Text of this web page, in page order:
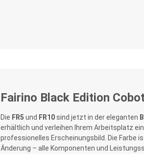
Fairino Black Edition
Die FR5 und FR10sind jetzt in der eleganten
erhältlich und verleihen Ihrem Arbeitsplatz
professionelles Erscheinungsbild. Die Farbe
Änderung – alle Komponenten und